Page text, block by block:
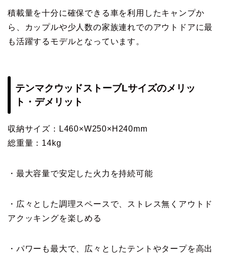
積載量を十分に確保できる車を利用したキャンプか
ら、カップルや少人数の家族連れでのアウトドアに最
も活躍するモデルとなっています。
テンマクウッドストーブLサイズのメリッ
ト・デメリット
収納サイズ：L460×W250×H240mm
総重量：14kg
・最大容量で安定した火力を持続可能
・広々とした調理スペースで、ストレス無くアウトド
アクッキングを楽しめる
・パワーも最大で、広々としたテントやタープを高出